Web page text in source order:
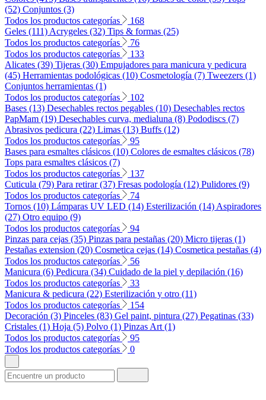
(52) Conjuntos (3)
Todos los productos categorías
168
Geles (111) Acrygeles (32) Tips & formas (25)
Todos los productos categorías
76
Todos los productos categorías
133
Alicates (39) Tijeras (30) Empujadores para manicura y pedicura
(45) Herramientas podológicas (10) Cosmetología (7) Tweezers (1)
Conjuntos herramientas (1)
Todos los productos categorías
102
Bases (13) Desechables rectos pegables (10) Desechables rectos
PapMam (19) Desechables curva, medialuna (8) Pododiscs (7)
Abrasivos pedicura (22) Limas (13) Buffs (12)
Todos los productos categorías
95
Bases para esmaltes clásicos (10) Colores de esmaltes clásicos (78)
Tops para esmaltes clásicos (7)
Todos los productos categorías
137
Cuticula (79) Para retirar (37) Fresas podología (12) Pulidores (9)
Todos los productos categorías
74
Tornos (10) Lámparas UV LED (14) Esterilización (14) Aspiradores
(27) Otro equipo (9)
Todos los productos categorías
94
Pinzas para cejas (35) Pinzas para pestañas (20) Micro tijeras (1)
Pestañas extension (20) Cosmetica cejas (14) Cosmetica pestañas (4)
Todos los productos categorías
56
Manicura (6) Pedicura (34) Cuidado de la piel y depilación (16)
Todos los productos categorías
33
Manicura & pedicura (22) Esterilización y otro (11)
Todos los productos categorías
154
Decoración (3) Pinceles (83) Gel paint, pintura (27) Pegatinas (33)
Cristales (1) Hoja (5) Polvo (1) Pinzas Art (1)
Todos los productos categorías
95
Todos los productos categorías
0